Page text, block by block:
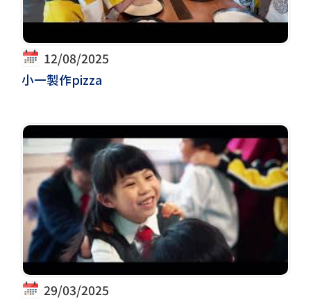
12/08/2025
小一製作pizza
29/03/2025